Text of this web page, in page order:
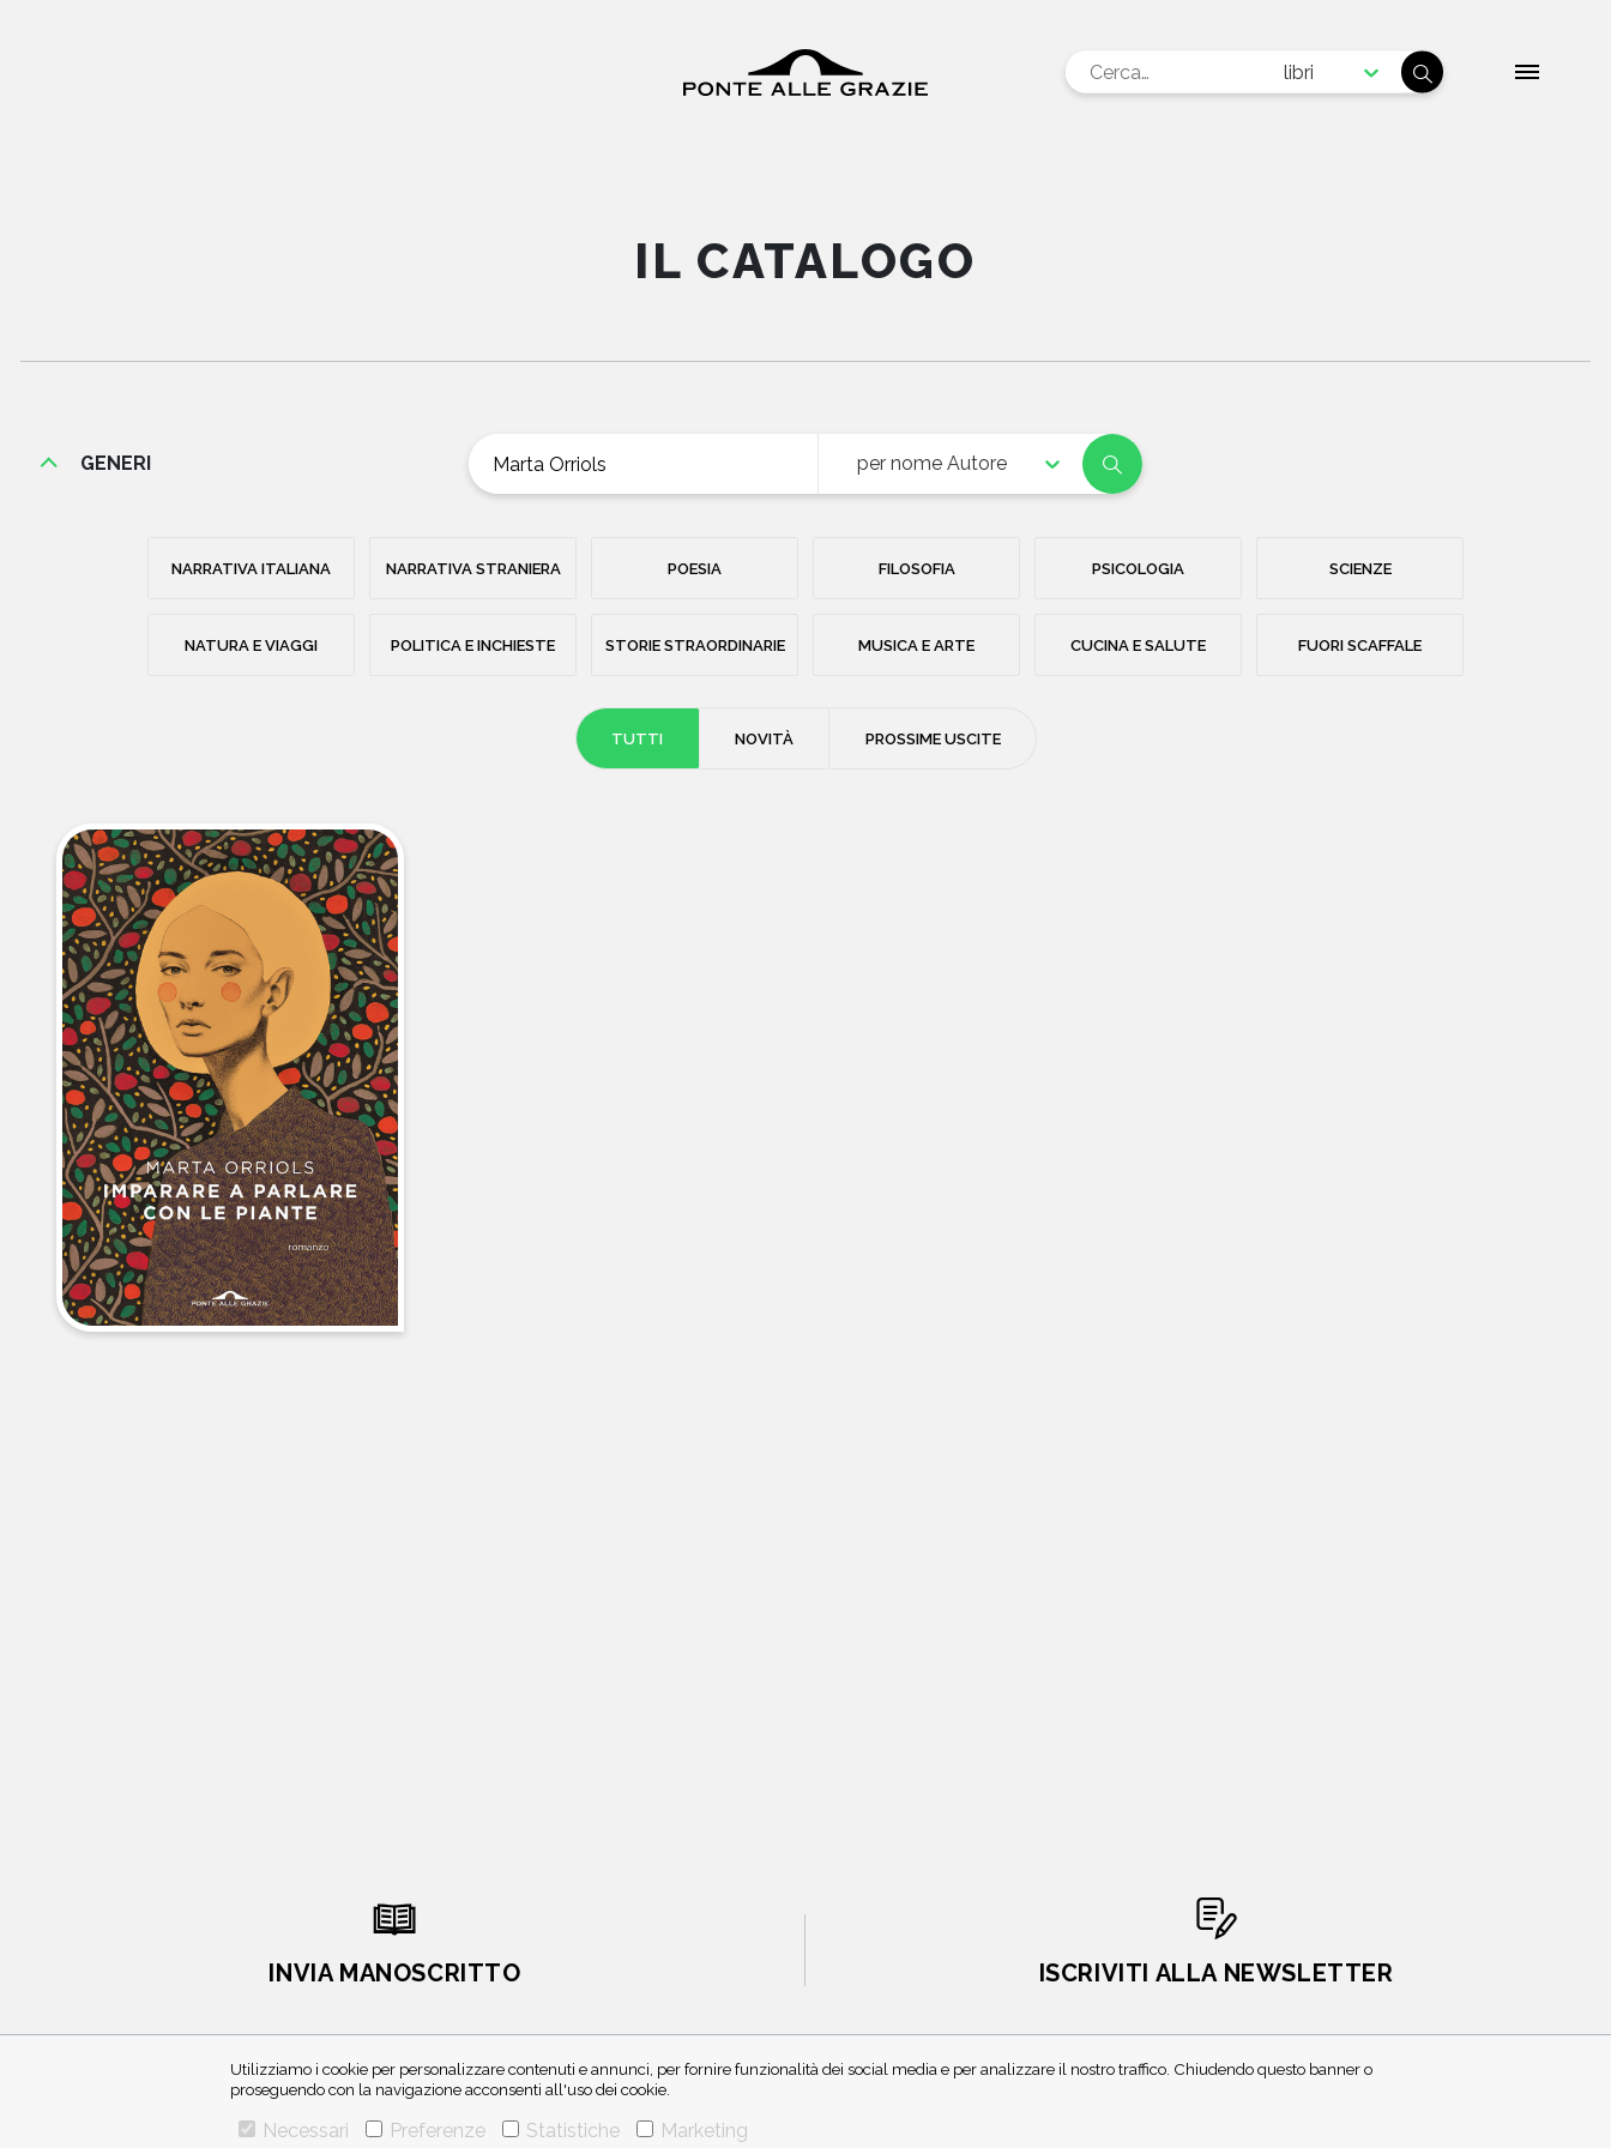
libri
IL CATALOGO
per nome Autore
GENERI
NARRATIVA ITALIANA NARRATIVA STRANIERA POESIA FILOSOFIA PSICOLOGIA SCIENZE
NATURA E VIAGGI POLITICA E INCHIESTE STORIE STRAORDINARIE MUSICA E ARTE CUCINA E SALUTE FUORI SCAFFALE
TUTTI NOVITÀ PROSSIME USCITE
Utilizziamo i cookie per personalizzare contenuti e annunci, per fornire funzionalità dei social media e per analizzare il nostro traffico. Chiudendo questo banner o
proseguendo con la navigazione acconsenti all'uso dei cookie.
Necessari Preferenze Statistiche Marketing
INVIA MANOSCRITTO ISCRIVITI ALLA NEWSLETTER